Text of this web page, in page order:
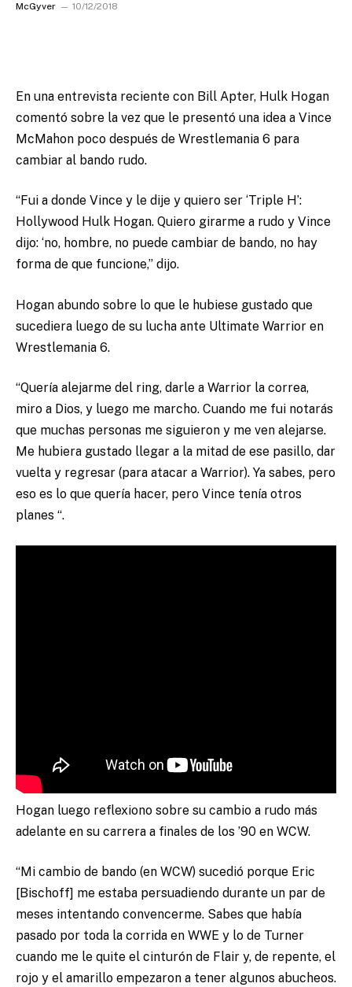
McGyver 10/12/2018
En una entrevista reciente con Bill Apter, Hulk Hogan
comentó sobre la vez que le presentó una idea a Vince
McMahon poco después de Wrestlemania 6 para
cambiar al bando rudo.
“Fui a donde Vince y le dije y quiero ser ‘Triple H’:
Hollywood Hulk Hogan. Quiero girarme a rudo y Vince
dijo: ‘no, hombre, no puede cambiar de bando, no hay
forma de que funcione,” dijo.
Hogan abundo sobre lo que le hubiese gustado que
sucediera luego de su lucha ante Ultimate Warrior en
Wrestlemania 6.
“Quería alejarme del ring, darle a Warrior la correa,
miro a Dios, y luego me marcho. Cuando me fui notarás
que muchas personas me siguieron y me ven alejarse.
Me hubiera gustado llegar a la mitad de ese pasillo, dar
vuelta y regresar (para atacar a Warrior). Ya sabes, pero
eso es lo que quería hacer, pero Vince tenía otros
planes “.
Hogan luego reflexiono sobre su cambio a rudo más
adelante en su carrera a finales de los ’90 en WCW.
“Mi cambio de bando (en WCW) sucedió porque Eric
[Bischoff] me estaba persuadiendo durante un par de
meses intentando convencerme. Sabes que había
pasado por toda la corrida en WWE y lo de Turner
cuando me le quite el cinturón de Flair y, de repente, el
rojo y el amarillo empezaron a tener algunos abucheos.